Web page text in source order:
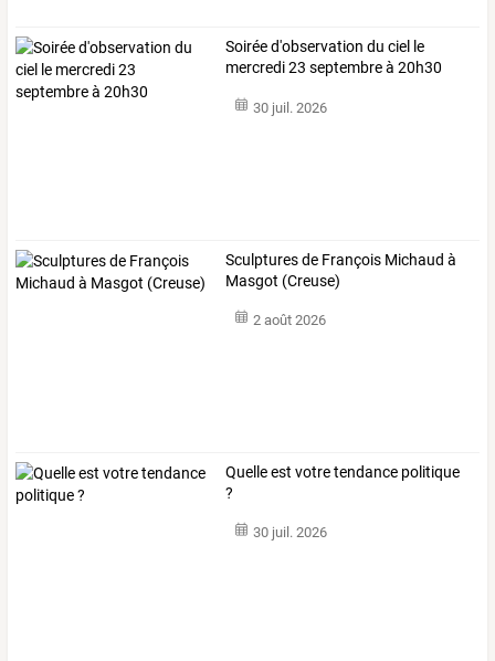
Soirée d'observation du ciel le
mercredi 23 septembre à 20h30
30 juil. 2026
Sculptures de François Michaud à
Masgot (Creuse)
2 août 2026
Quelle est votre tendance politique
?
30 juil. 2026